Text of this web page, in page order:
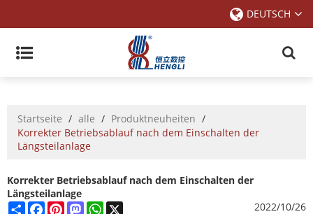
DEUTSCH
Startseite / alle / Produktneuheiten /
Korrekter Betriebsablauf nach dem Einschalten der
Längsteilanlage
Korrekter Betriebsablauf nach dem Einschalten der
Längsteilanlage
ShareFacebook
PinterestMastodonWhatsApp 2022/10/26